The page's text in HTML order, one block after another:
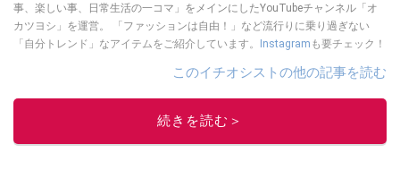
事、楽しい事、日常生活の一コマ」をメインにしたYouTubeチャンネル「オ
カツヨシ」を運営。 「ファッションは自由！」など流行りに乗り過ぎない
「自分トレンド」なアイテムをご紹介しています。
Instagram も要チェック！
このイチオシストの他の記事を読む
続きを読む＞